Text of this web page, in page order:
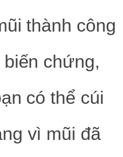
thành công
chứng,
có thể cúi
vì mũi đã